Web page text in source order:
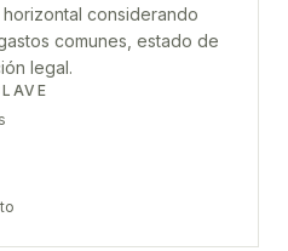
considerando
comunes, estado de
legal.